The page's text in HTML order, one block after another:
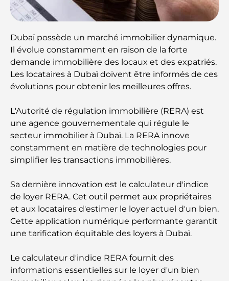
Dubaï possède un marché immobilier dynamique.
Il évolue constamment en raison de la forte
demande immobilière des locaux et des expatriés.
Les locataires à Dubaï doivent être informés de ces
évolutions pour obtenir les meilleures offres.
L'Autorité de régulation immobilière (RERA) est
une agence gouvernementale qui régule le
secteur immobilier à Dubaï. La RERA innove
constamment en matière de technologies pour
simplifier les transactions immobilières.
Sa dernière innovation est le calculateur d'indice
de loyer RERA. Cet outil permet aux propriétaires
et aux locataires d'estimer le loyer actuel d'un bien.
Cette application numérique performante garantit
une tarification équitable des loyers à Dubaï.
Le calculateur d'indice RERA fournit des
informations essentielles sur le loyer d'un bien